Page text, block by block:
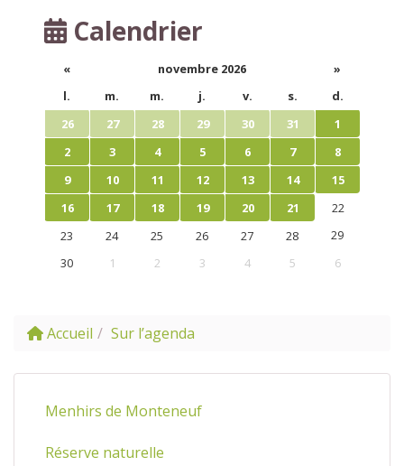
Calendrier
« novembre 2026
»
l.
m. m. j. v. s.
d.
26
27 28 29 30 31
1
2
3 4 5 6 7
8
9
10 11 12 13 14
15
16
17 18 19 20 21
22
23
24 25 26 27 28
29
30
1 2 3 4 5 6
Accueil Sur l’agenda
Menhirs de Monteneuf
Réserve naturelle